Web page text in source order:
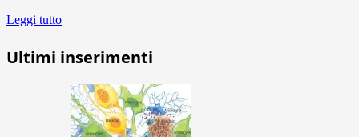
Leggi tutto
Ultimi inserimenti